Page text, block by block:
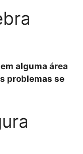
alguma área
problemas se